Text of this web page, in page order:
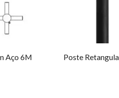
Aço 6M Poste